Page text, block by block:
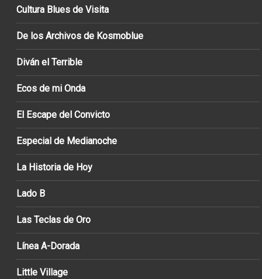
Cultura Blues de Visita
De los Archivos de Kosmoblue
Diván el Terrible
Ecos de mi Onda
El Escape del Convicto
Especial de Medianoche
La Historia de Hoy
Lado B
Las Teclas de Oro
Línea A-Dorada
Little Village